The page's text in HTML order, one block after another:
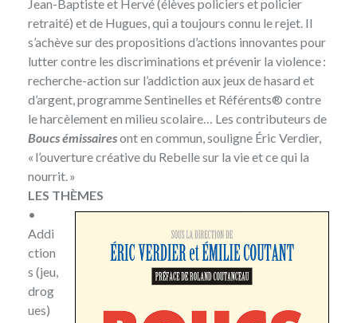
Jean-Baptiste et Hervé (élèves policiers et policier
retraité) et de Hugues, qui a toujours connu le rejet. Il
s’achève sur des propositions d’actions innovantes pour
lutter contre les discriminations et prévenir la violence :
recherche-action sur l’addiction aux jeux de hasard et
d’argent, programmeSentinelles et Référents® contre
le harcèlement en milieu scolaire… Les contributeurs de
Boucs émissairesont en commun, souligne Éric Verdier,
« l’ouverture créative du Rebelle sur la vie et ce qui la
nourrit. »
LES THÈMES
•
Addi
ction
s (jeu,
drog
ues)